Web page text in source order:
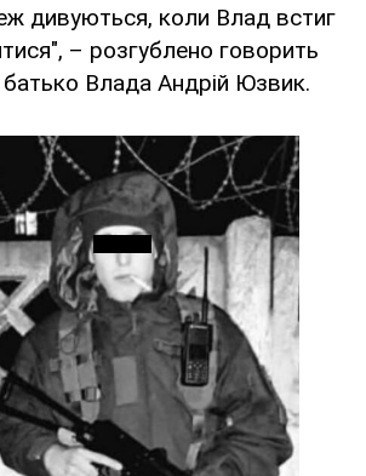
дивуються, коли Влад встиг
– розгублено говорить
батько Влада Андрій Юзвик.